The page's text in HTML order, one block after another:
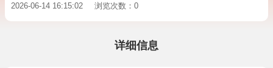
2026-06-14 16:15:02 浏览次数：0
详细信息